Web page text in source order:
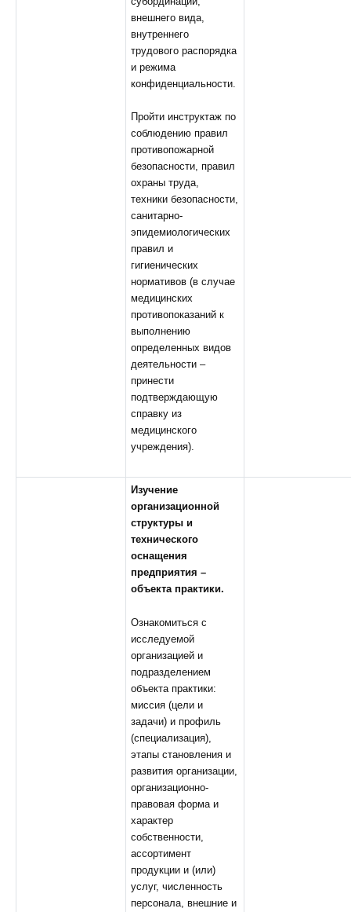
внешнего вида,
внутреннего
трудового распорядка
и режима
конфиденциальности.
Пройти инструктаж по
соблюдению правил
противопожарной
безопасности, правил
охраны труда,
техники безопасности,
санитарно-
эпидемиологических
правил и
гигиенических
нормативов (в случае
медицинских
противопоказаний к
выполнению
определенных видов
деятельности –
принести
подтверждающую
справку из
медицинского
учреждения).
Изучение
организационной
структуры и
технического
оснащения
предприятия –
объекта практики.
Ознакомиться с
исследуемой
организацией и
подразделением
объекта практики:
миссия (цели и
задачи) и профиль
(специализация),
этапы становления и
развития организации,
организационно-
правовая форма и
характер
собственности,
ассортимент
продукции и (или)
услуг, численность
персонала, внешние и